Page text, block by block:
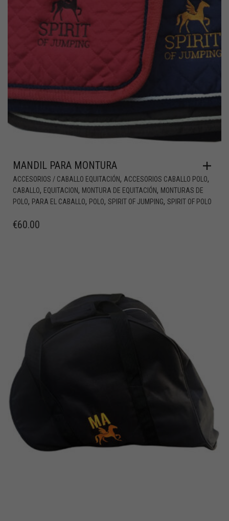
MANDIL PARA MONTURA
ACCESORIOS / CABALLO EQUITACIÓN, ACCESORIOS CABALLO POLO,
CABALLO, EQUITACION, MONTURA DE EQUITACIÓN, MONTURAS DE
POLO, PARA EL CABALLO, POLO, SPIRIT OF JUMPING, SPIRIT OF POLO
€60.00